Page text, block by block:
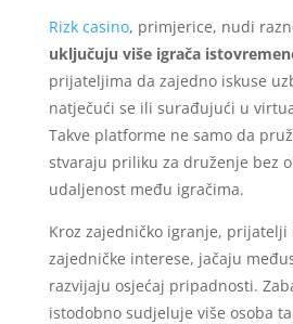
Rizk casino, primjerice, nudi
uključuju više igrača
prijateljima da zajedno iskuse
natječući se ili surađujući u
Takve platforme ne samo da
stvaraju priliku za druženje bez
udaljenost među igračima.
Kroz zajedničko igranje, prijatelji
zajedničke interese, jačaju
razvijaju osjećaj pripadnosti.
istodobno sudjeluje više osoba